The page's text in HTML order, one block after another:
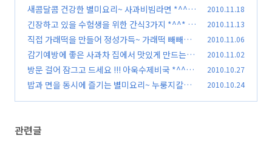
*
(85)
새콤달콤 건강한 별미요리~ 사과비빔라면 *^^*
(67)
2010.11.18
긴장하고 있을 수험생을 위한 간식3가지 *^^*
(5
4)
2010.11.13
직접 가래떡을 만들어 정성가득~ 가래떡 빼빼로
*^^* (96)
2010.11.06
감기예방에 좋은 사과차 집에서 맛있게 만드는 법
*^^*
(106)
2010.11.02
방문 걸어 잠그고 드세요 !!! 아욱수제비국 *^^*
(65)
2010.10.27
밥과 면을 동시에 즐기는 별미요리~ 누룽지칼국
2010.10.24
관련글